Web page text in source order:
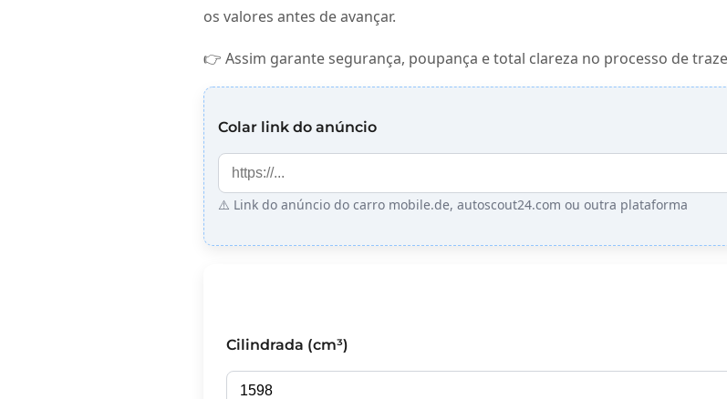
os valores antes de avançar.
👉 Assim garante segurança, poupança e total clareza no processo de
Colar link do anúncio
⚠️ Link do anúncio do carro mobile.de, autoscout24.com ou outra plataforma
Cilindrada (cm³)